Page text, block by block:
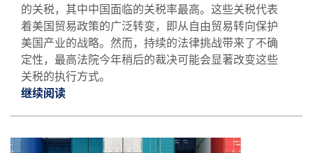
的关税，其中中国面临的关税率最高。这些关税代表
着美国贸易政策的广泛转变，即从自由贸易转向保护
美国产业的战略。然而，持续的法律挑战带来了不确
定性，最高法院今年稍后的裁决可能会显著改变这些
关税的执行方式。
继续阅读继续阅读2025 美中年度经济报告秋季更新 *
图像